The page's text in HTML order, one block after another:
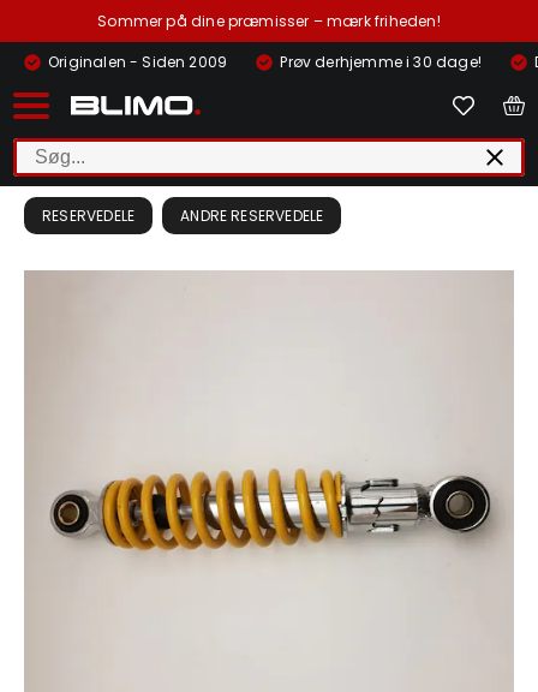
Sommer på dine præmisser – mærk friheden!
Originalen - Siden 2009
Prøv derhjemme i 30 dage!
RESERVEDELE ANDRE RESERVEDELE